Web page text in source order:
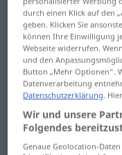
Zeitung ...
zerknittern ...
Zeugnis ...
Zigeunermusik ...
zittern
zivil ... zubereiten
durch einen Klick auf den
geben. Klicken Sie
können Ihre Einwilligung
Webseite widerrufen.
und den
Button „Mehr Optionen“.
Datenverarbeitung
Datenschutzerklärung.
Wir und unsere
Folgendes
Genaue Geolocation-